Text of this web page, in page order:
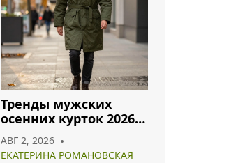
Тренды мужских
осенних курток 2026:
что носить и как
сочетать
АВГ 2, 2026
ЕКАТЕРИНА РОМАНОВСКАЯ